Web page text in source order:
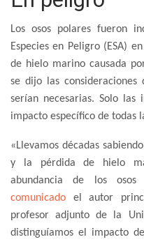
Los osos polares fueron
Especies en Peligro (ESA)
de hielo marino causada
se dijo las consideraciones
serían necesarias. Solo
impacto específico de todas
«Llevamos décadas
y la pérdida de hielo
abundancia de los
comunicado el autor
profesor adjunto de la
distinguíamos el impacto